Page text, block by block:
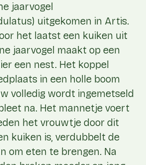
jaarvogel
uitgekomen in Artis.
het laatst een kuiken uit
jaarvogel maakt op een
een nest. Het koppel
in een holle boom
volledig wordt ingemetseld
na. Het mannetje voert
het vrouwtje door dit
kuiken is, verdubbelt de
om eten te brengen. Na